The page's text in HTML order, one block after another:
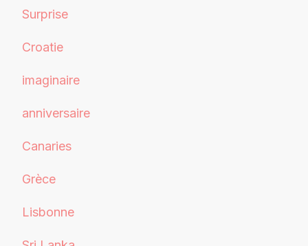
Surprise
Croatie
imaginaire
anniversaire
Canaries
Grèce
Lisbonne